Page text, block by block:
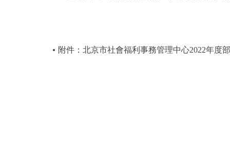
附件：北京市社會福利事務管理中心2022年度